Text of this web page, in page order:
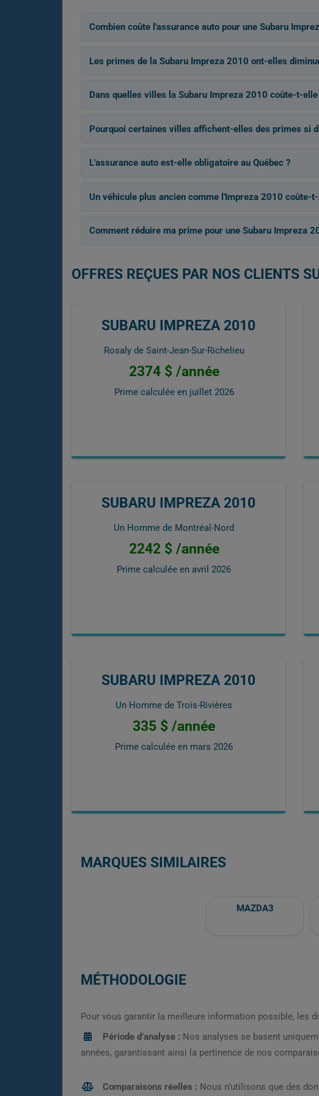
Combien coûte l'assurance auto pour une Subaru
Les primes de la Subaru Impreza 2010 ont-elles
Dans quelles villes la Subaru Impreza 2010 coûte-t-
Pourquoi certaines villes affichent-elles des primes si
L'assurance auto est-elle obligatoire au Québec ?
Un véhicule plus ancien comme l'Impreza 2010 coûte-
Comment réduire ma prime pour une Subaru Impreza
OFFRES REÇUES PAR NOS CLIENTS
SUBARU IMPREZA 2010
Rosaly de Saint-Jean-Sur-Richelieu
2374 $ /année
Prime calculée en juillet 2026
SUBARU IMPREZA 2010
Un Homme de Montréal-Nord
2242 $ /année
Prime calculée en avril 2026
SUBARU IMPREZA 2010
Un Homme de Trois-Rivières
335 $ /année
Prime calculée en mars 2026
MARQUES SIMILAIRES
MAZDA3
MÉTHODOLOGIE
Pour vous garantir la meilleure information possible, les
Période d’analyse : Nos analyses se basent
années, garantissant ainsi la pertinence de nos
Comparaisons réelles : Nous n’utilisons que des